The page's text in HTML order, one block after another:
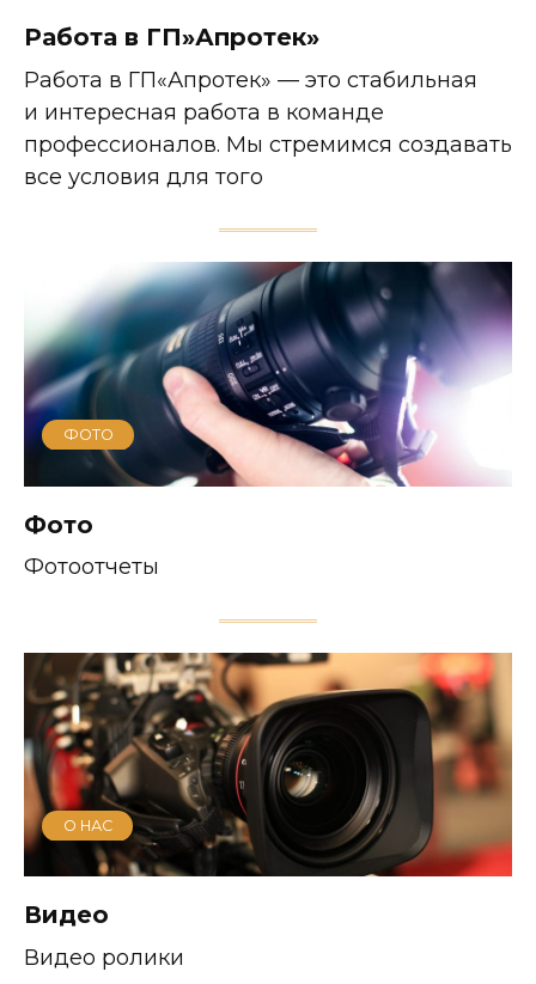
Работа в ГП»Апротек»
Работа в ГП«Апротек» — это стабильная
и интересная работа в команде
профессионалов. Мы стремимся создавать
все условия для того
ФОТО
Фото
Фотоотчеты
О НАС
Видео
Видео ролики